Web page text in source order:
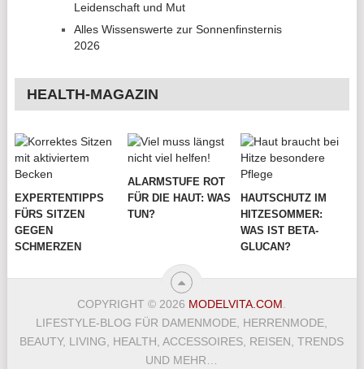
Leidenschaft und Mut
Alles Wissenswerte zur Sonnenfinsternis
2026
HEALTH-MAGAZIN
EXPERTENTIPPS
FÜRS SITZEN
GEGEN
SCHMERZEN
ALARMSTUFE ROT
FÜR DIE HAUT: WAS
TUN?
HAUTSCHUTZ IM
HITZESOMMER:
WAS IST BETA-
GLUCAN?
COPYRIGHT © 2026 MODELVITA.COM.
LIFESTYLE-BLOG FÜR DAMENMODE, HERRENMODE,
BEAUTY, LIVING, HEALTH, ACCESSOIRES, REISEN, TRENDS
UND MEHR…